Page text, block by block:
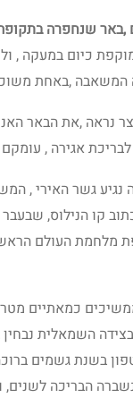
,באר שנחפרה
כיום במעקה ,
,באחת
נראה ,את הבאר
אגירה , עומקם של
גשר האירי ,
קו הנילוס, שבעבר
מלחמת העולם
כמאתיים
השמאלית
בשנת גשמים
הבריכה לשנים,